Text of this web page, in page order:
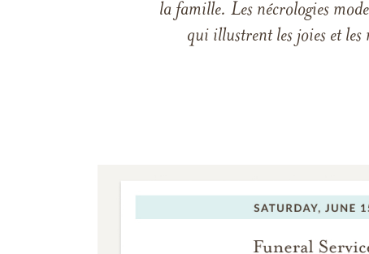
la famille. Les nécrologies
qui illustrent les joies et